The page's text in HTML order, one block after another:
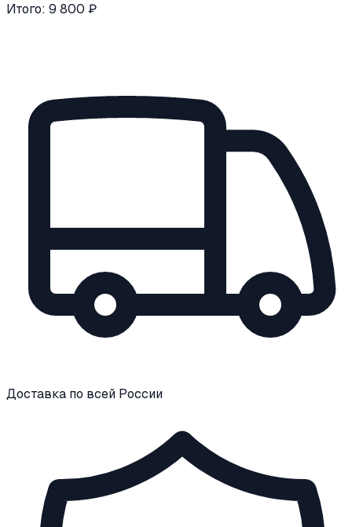
Итого: 9 800 ₽
Доставка по всей России